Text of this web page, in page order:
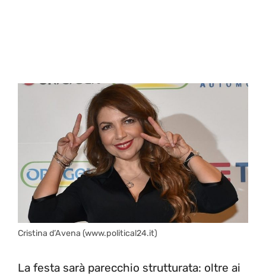
Cristina d’Avena (www.political24.it)
La festa sarà parecchio strutturata: oltre ai